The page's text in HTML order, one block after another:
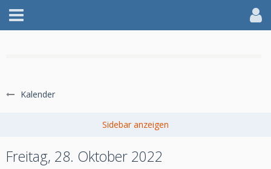
jetzt anmelden
Kalender
Freitag, 28. Oktober 2022